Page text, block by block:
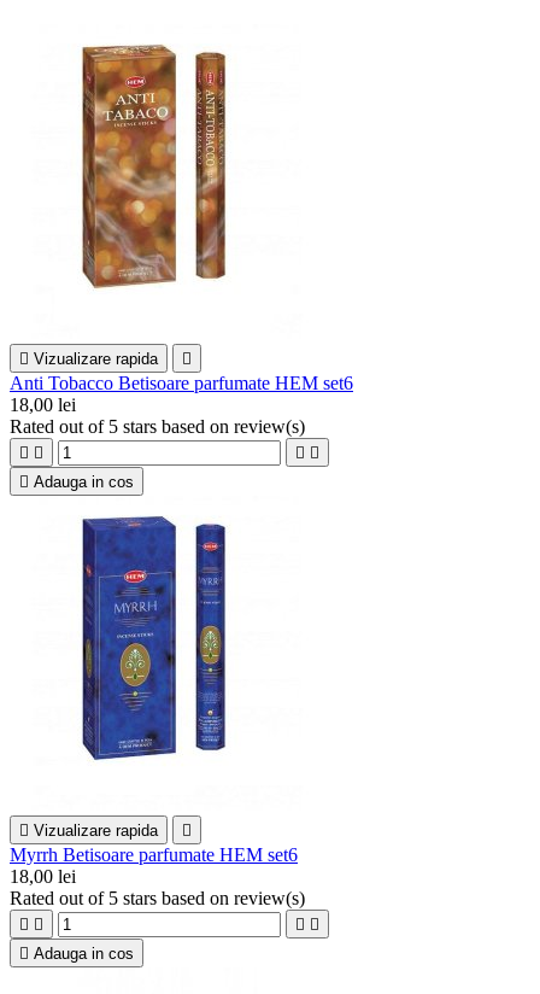
 Vizualizare rapida 
Anti Tobacco Betisoare parfumate HEM set6
18,00 lei
Rated out of 5 stars based on review(s)
   
 Adauga in cos
 Vizualizare rapida 
Myrrh Betisoare parfumate HEM set6
18,00 lei
Rated out of 5 stars based on review(s)
   
 Adauga in cos